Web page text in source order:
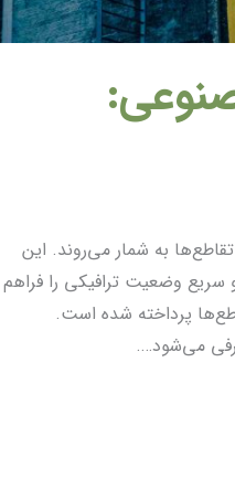
به شمار می‌روند. این
سریع وضعیت ترافیکی را فراهم
پرداخته شده است.